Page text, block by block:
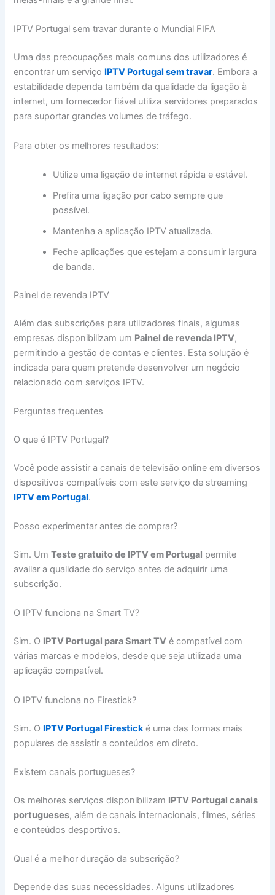
IPTV Portugal sem travar durante o Mundial FIFA
Uma das preocupações mais comuns dos utilizadores é
encontrar um serviço IPTV Portugal sem travar. Embora a
estabilidade dependa também da qualidade da ligação à
internet, um fornecedor fiável utiliza servidores preparados
para suportar grandes volumes de tráfego.
Para obter os melhores resultados:
Utilize uma ligação de internet rápida e estável.
Prefira uma ligação por cabo sempre que
possível.
Mantenha a aplicação IPTV atualizada.
Feche aplicações que estejam a consumir largura
de banda.
Painel de revenda IPTV
Além das subscrições para utilizadores finais, algumas
empresas disponibilizam um Painel de revenda IPTV,
permitindo a gestão de contas e clientes. Esta solução é
indicada para quem pretende desenvolver um negócio
relacionado com serviços IPTV.
Perguntas frequentes
O que é IPTV Portugal?
Você pode assistir a canais de televisão online em diversos
dispositivos compatíveis com este serviço de streaming
IPTV em Portugal.
Posso experimentar antes de comprar?
Sim. UmTeste gratuito de IPTV em Portugal permite
avaliar a qualidade do serviço antes de adquirir uma
subscrição.
O IPTV funciona na Smart TV?
Sim. O IPTV Portugal para Smart TV é compatível com
várias marcas e modelos, desde que seja utilizada uma
aplicação compatível.
O IPTV funciona no Firestick?
Sim. O IPTV Portugal Firestick é uma das formas mais
populares de assistir a conteúdos em direto.
Existem canais portugueses?
Os melhores serviços disponibilizam IPTV Portugal canais
portugueses, além de canais internacionais, filmes, séries
e conteúdos desportivos.
Qual é a melhor duração da subscrição?
Depende das suas necessidades. Alguns utilizadores